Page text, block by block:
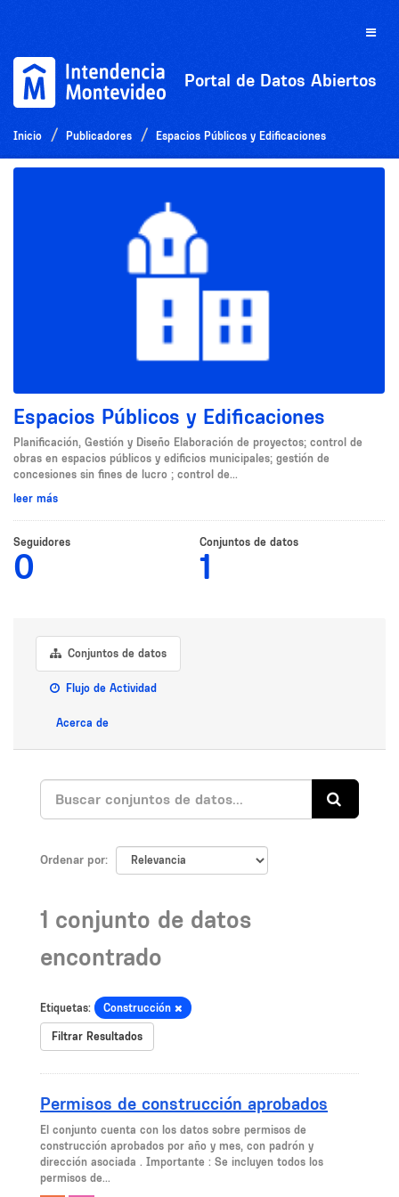
Toggle
Portal de Datos Abiertos
Inicio Publicadores Espacios Públicos y Edificaciones
Espacios Públicos y Edificaciones
Planificación, Gestión y Diseño Elaboración de proyectos; control de
obras en espacios públicos y edificios municipales; gestión de
concesiones sin fines de lucro ; control de...
leer más
Seguidores
0
Conjuntos de datos
1
Conjuntos de datos
Flujo de Actividad
Acerca de
Ordenar por
1 conjunto de datos
encontrado
Etiquetas: Construcción
Filtrar Resultados
Permisos de construcción aprobados
El conjunto cuenta con los datos sobre permisos de
construcción aprobados por año y mes, con padrón y
dirección asociada . Importante : Se incluyen todos los
permisos de...